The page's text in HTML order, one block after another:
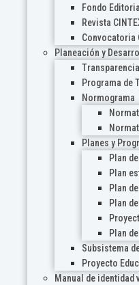
Fondo
Revista
Convocatoria
Planeación y
Programa de
Normograma
Planes y
Plan
Plan
Plan
Plan
Plan
Subsistema
Proyecto
Manual de identidad